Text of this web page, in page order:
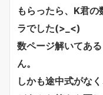
もらったら、K君
ラでした(>_<)
数ページ解いてあ
ん。
しかも途中式がなく